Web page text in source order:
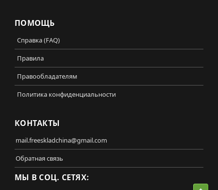
ПОМОЩЬ
Справка (FAQ)
Правила
Правообладателям
Политика конфиденциальности
КОНТАКТЫ
mail.freeskladchina@gmail.com
Обратная связь
МЫ В СОЦ. СЕТЯХ: